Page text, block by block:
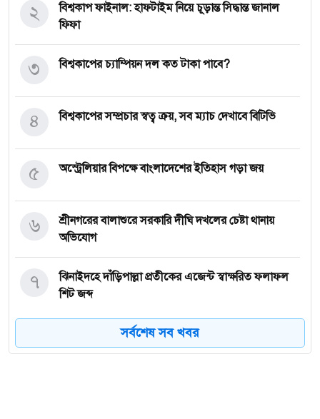
বিশ্বকাপ ফাইনাল: হাফটাইম নিয়ে চূড়ান্ত সিদ্ধান্ত জানাল
ফিফা
২
বিশ্বকাপের চ্যাম্পিয়ন দল কত টাকা পাবে?
৩
বিশ্বকাপের সম্প্রচার স্বত্ব ক্রয়, সব ম্যাচ দেখাবে বিটিভি
৪
অস্ট্রেলিয়ার বিপক্ষে বাংলাদেশের ইতিহাস গড়া জয়
৫
শ্রীনগরের বালাশুরে সরকারি দীঘি দখলের চেষ্টা থানায়
অভিযোগ
৬
ঝিনাইদহে দাঁড়িপাল্লা প্রতীকের এজেন্ট স্বাক্ষরিত ফলাফল
শিট জব্দ
৭
ত্রয়োদশ জাতীয় নির্বাচন, শান্তিপূর্ণ ও নিরপেক্ষ হোক
সর্বশেষ সব খবর